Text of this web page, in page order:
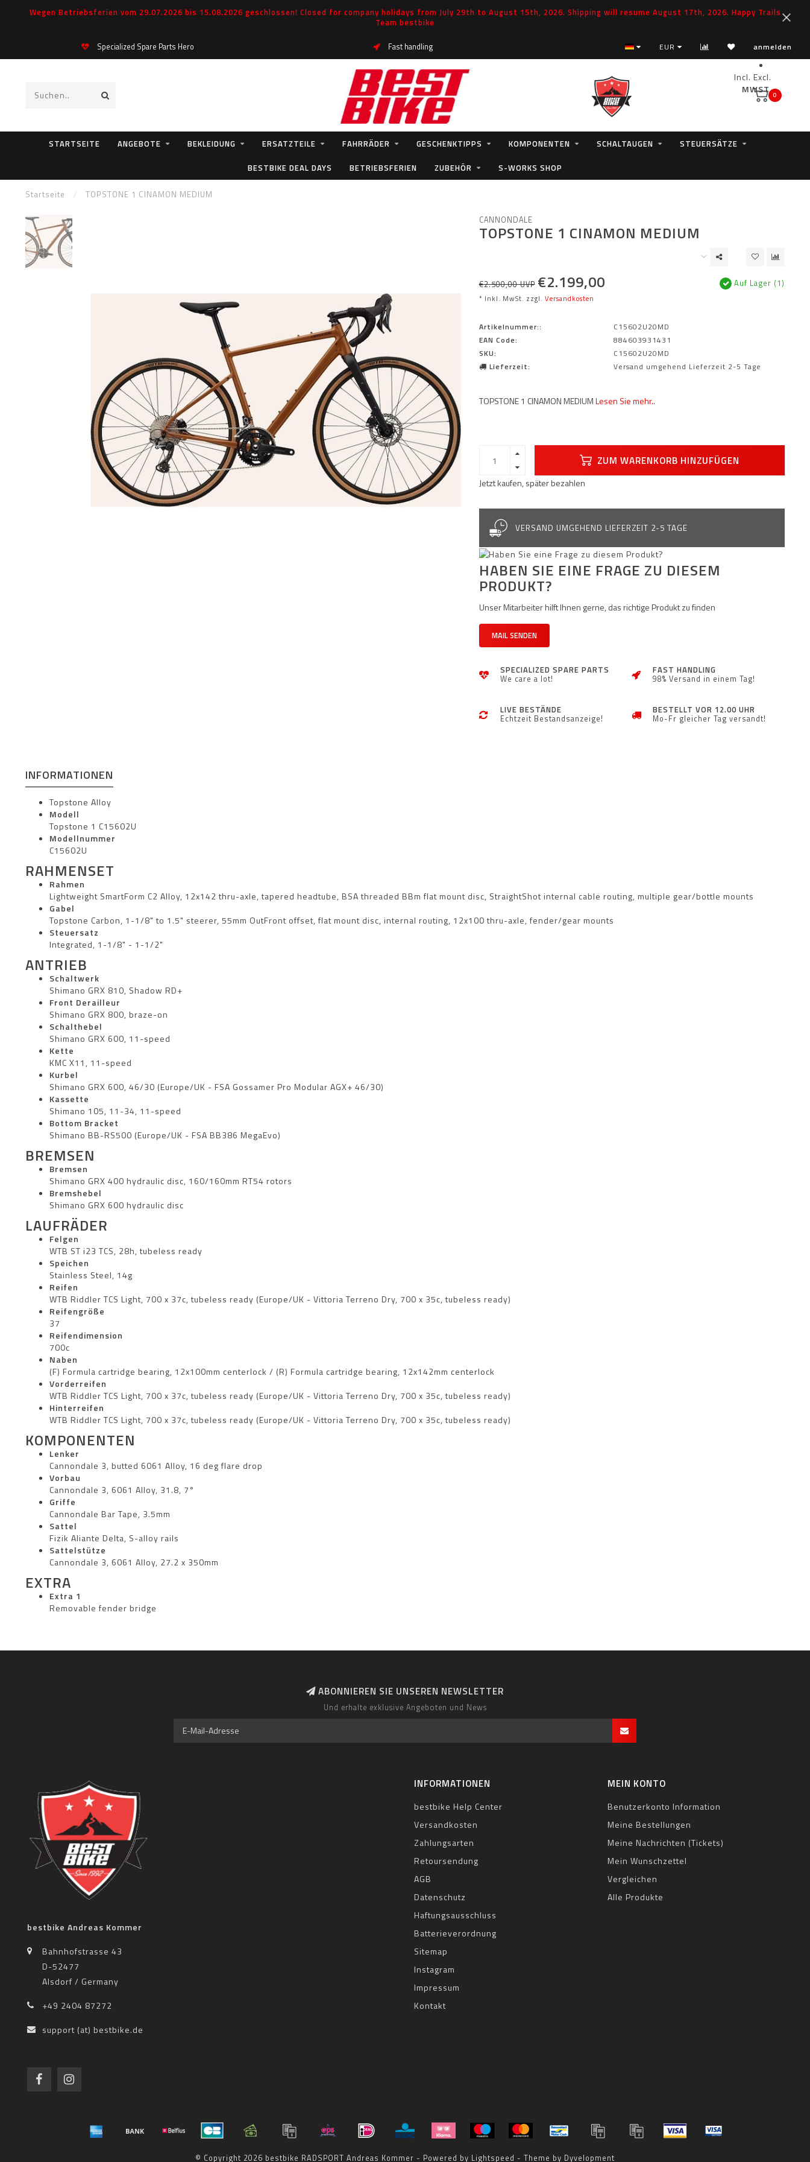
Wegen Betriebsferien vom 29.07.2026 bis 15.08.2026 geschlossen! Closed for company holidays from July 29th to August 15th, 2026. Shipping will resume August 17th, 2026. Happy Trails
Team bestbike
Specialized Spare Parts Hero Fast handling EUR anmelden
Incl. Excl.
MWST.0
STARTSEITE ANGEBOTE BEKLEIDUNG ERSATZTEILE FAHRRÄDER GESCHENKTIPPS KOMPONENTEN SCHALTAUGEN
STEUERSÄTZE
BESTBIKE DEAL DAYS
BETRIEBSFERIEN ZUBEHÖR S-WORKS SHOP
Startseite / TOPSTONE 1 CINAMON MEDIUM
CANNONDALE
TOPSTONE 1 CINAMON MEDIUM
€2.500,00 UVP €2.199,00
* Inkl. MwSt. zzgl. Versandkosten
Auf Lager (1)
Artikelnummer::
C15602U20MD
EAN Code:
884603931431
SKU:
C15602U20MD
Lieferzeit:
Versand umgehend Lieferzeit 2-5 Tage
TOPSTONE 1 CINAMON MEDIUMLesen Sie mehr..
ZUM WARENKORB HINZUFÜGEN
Jetzt kaufen, später bezahlen
VERSAND UMGEHEND LIEFERZEIT 2-5 TAGE
HABEN SIE EINE FRAGE ZU DIESEM
PRODUKT?
Unser Mitarbeiter hilft Ihnen gerne, das richtige Produkt zu finden
MAIL SENDEN
SPECIALIZED SPARE PARTS
We care a lot!
FAST HANDLING
98% Versand in einem Tag!
LIVE BESTÄNDE
Echtzeit Bestandsanzeige!
BESTELLT VOR 12.00 UHR
Mo-Fr gleicher Tag versandt!
INFORMATIONEN
Topstone Alloy
Modell
Topstone 1 C15602U
Modellnummer
C15602U
RAHMENSET
Rahmen
Lightweight SmartForm C2 Alloy, 12x142 thru-axle, tapered headtube, BSA threaded BBm flat mount disc, StraightShot internal cable routing, multiple gear/bottle mounts
Gabel
Topstone Carbon, 1-1/8" to 1.5" steerer, 55mm OutFront offset, flat mount disc, internal routing, 12x100 thru-axle, fender/gear mounts
Steuersatz
Integrated, 1-1/8" - 1-1/2"
ANTRIEB
Schaltwerk
Shimano GRX 810, Shadow RD+
Front Derailleur
Shimano GRX 800, braze-on
Schalthebel
Shimano GRX 600, 11-speed
Kette
KMC X11, 11-speed
Kurbel
Shimano GRX 600, 46/30 (Europe/UK - FSA Gossamer Pro Modular AGX+ 46/30)
Kassette
Shimano 105, 11-34, 11-speed
Bottom Bracket
Shimano BB-RS500 (Europe/UK - FSA BB386 MegaEvo)
BREMSEN
Bremsen
Shimano GRX 400 hydraulic disc, 160/160mm RT54 rotors
Bremshebel
Shimano GRX 600 hydraulic disc
LAUFRÄDER
Felgen
WTB ST i23 TCS, 28h, tubeless ready
Speichen
Stainless Steel, 14g
Reifen
WTB Riddler TCS Light, 700 x 37c, tubeless ready (Europe/UK - Vittoria Terreno Dry, 700 x 35c, tubeless ready)
Reifengröße
37
Reifendimension
700c
Naben
(F) Formula cartridge bearing, 12x100mm centerlock / (R) Formula cartridge bearing, 12x142mm centerlock
Vorderreifen
WTB Riddler TCS Light, 700 x 37c, tubeless ready (Europe/UK - Vittoria Terreno Dry, 700 x 35c, tubeless ready)
Hinterreifen
WTB Riddler TCS Light, 700 x 37c, tubeless ready (Europe/UK - Vittoria Terreno Dry, 700 x 35c, tubeless ready)
KOMPONENTEN
Lenker
Cannondale 3, butted 6061 Alloy, 16 deg flare drop
Vorbau
Cannondale 3, 6061 Alloy, 31.8, 7°
Griffe
Cannondale Bar Tape, 3.5mm
Sattel
Fizik Aliante Delta, S-alloy rails
Sattelstütze
Cannondale 3, 6061 Alloy, 27.2 x 350mm
EXTRA
Extra 1
Removable fender bridge
ABONNIEREN SIE UNSEREN NEWSLETTER
Und erhalte exklusive Angeboten und News
bestbike Andreas Kommer
Bahnhofstrasse 43
D-52477
Alsdorf / Germany
+49 2404 87272
support (at) bestbike.de
INFORMATIONEN
bestbike Help Center
Versandkosten
Zahlungsarten
Retoursendung
AGB
Datenschutz
Haftungsausschluss
Batterieverordnung
Sitemap
Instagram
Impressum
Kontakt
MEIN KONTO
Benutzerkonto Information
Meine Bestellungen
Meine Nachrichten (Tickets)
Mein Wunschzettel
Vergleichen
Alle Produkte
© Copyright 2026 bestbike RADSPORT Andreas Kommer - Powered by Lightspeed - Theme by Dyvelopment